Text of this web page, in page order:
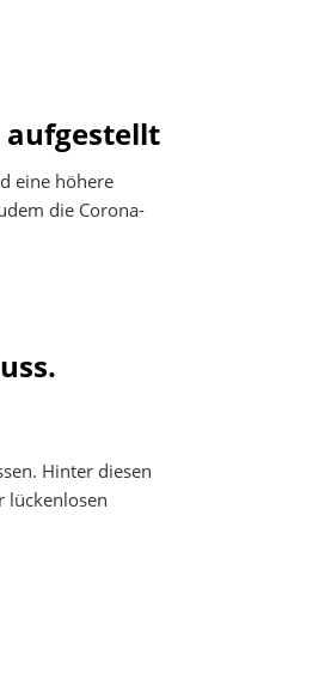
aufgestellt
eine höhere
die Corona-
Hinter diesen
lückenlosen